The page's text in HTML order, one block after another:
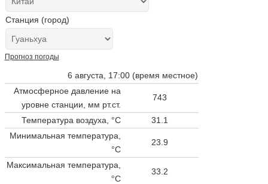
Станция (город)
Прогноз погоды
6 августа, 17:00 (время местное)
Атмосферное давление на
уровне станции, мм рт.ст.
743
Температура воздуха, °C
31.1
Минимальная температура,
°C
23.9
Максимальная температура,
°C
33.2